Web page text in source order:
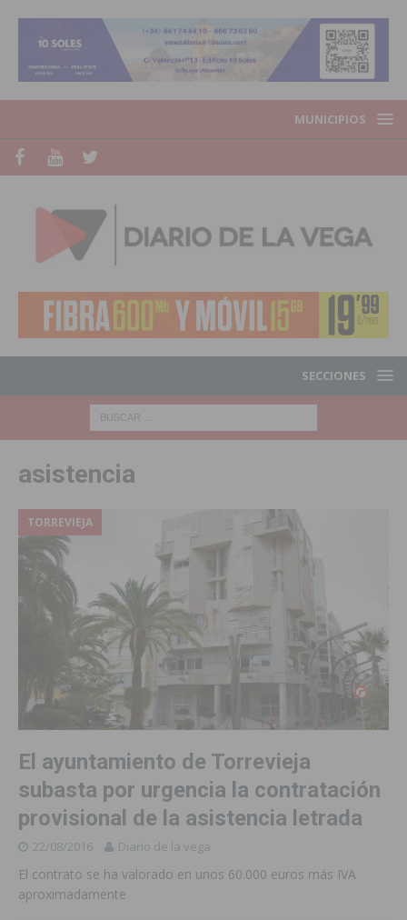
MUNICIPIOS
SECCIONES
asistencia
TORREVIEJA
El ayuntamiento de Torrevieja
subasta por urgencia la contratación
provisional de la asistencia letrada
22/08/2016 Diario de la vega
El contrato se ha valorado en unos 60.000 euros más IVA
aproximadamente